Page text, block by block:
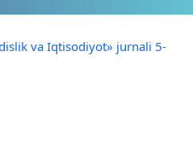
va Iqtisodiyot» jurnali 5-